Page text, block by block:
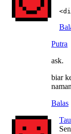
Putra
ask.
biar
Balas